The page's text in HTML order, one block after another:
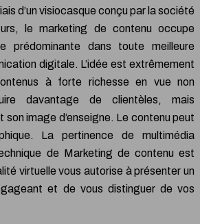
d’un visiocasque conçu par la société
le marketing de contenu occupe
prédominante dans toute meilleure
digitale. L’idée est extrêmement
à forte richesse en vue non
davantage de clientèles, mais
son image d’enseigne. Le contenu peut
La pertinence de multimédia
de Marketing de contenu est
virtuelle vous autorise à présenter un
et de vous distinguer de vos